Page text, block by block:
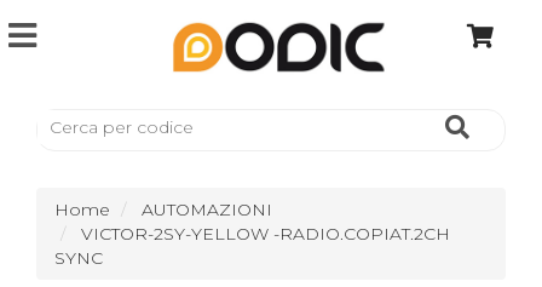
Home
AUTOMAZIONI
VICTOR-2SY-YELLOW -RADIO.COPIAT.2CH
SYNC